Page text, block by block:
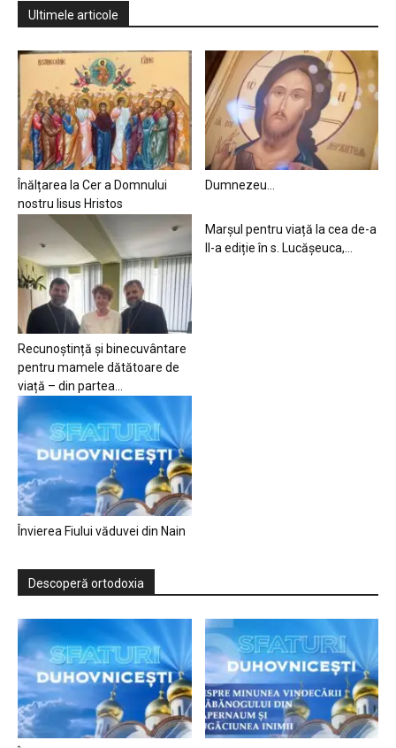
Ultimele articole
Înălțarea la Cer a Domnului
nostru Iisus Hristos
Dumnezeu…
Recunoștință și binecuvântare
pentru mamele dătătoare de
viață – din partea...
Marșul pentru viață la cea de-a
II-a ediție în s. Lucășeuca,...
Învierea Fiului văduvei din Nain
Descoperă ortodoxia